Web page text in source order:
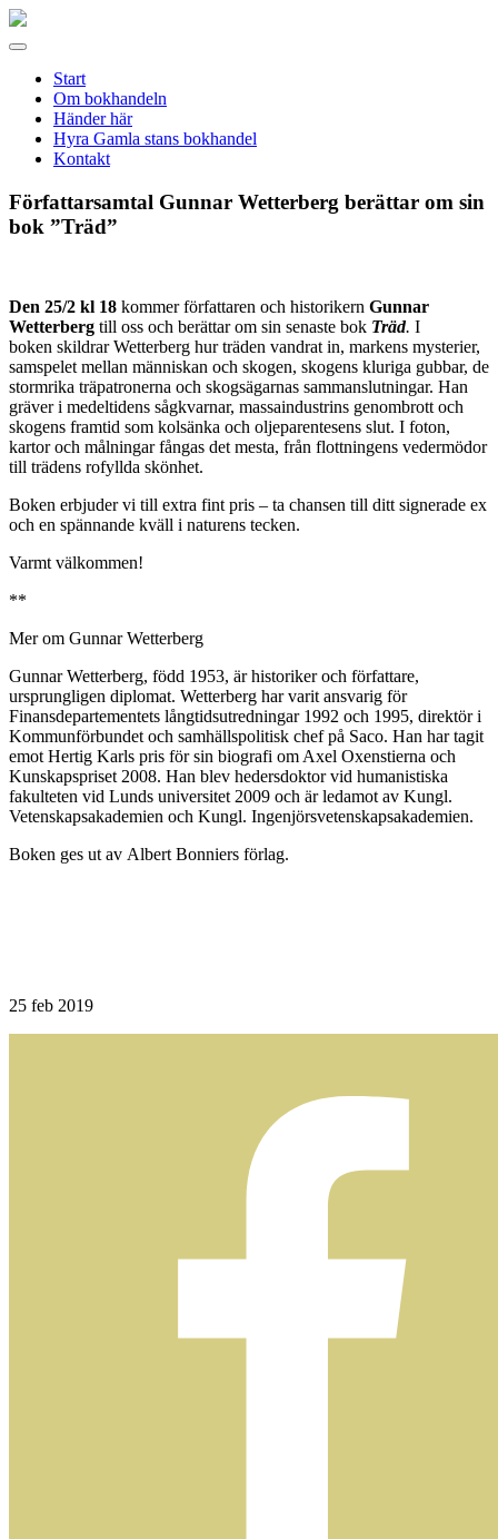
Gamla
Meny
Start
Om bokhandeln
Händer här
Hyra Gamla stans bokhandel
Kontakt
Författarsamtal Gunnar Wetterberg berättar om sin
bok ”Träd”
Den 25/2 kl 18 kommer författaren och historikern Gunnar
Wetterberg till oss och berättar om sin senaste bok Träd. I
boken skildrar Wetterberg hur träden vandrat in, markens mysterier,
samspelet mellan människan och skogen, skogens kluriga gubbar, de
stormrika träpatronerna och skogsägarnas sammanslutningar. Han
gräver i medeltidens sågkvarnar, massaindustrins genombrott och
skogens framtid som kolsänka och oljeparentesens slut. I foton,
kartor och målningar fångas det mesta, från flottningens vedermödor
till trädens rofyllda skönhet.
Boken erbjuder vi till extra fint pris – ta chansen till ditt signerade ex
och en spännande kväll i naturens tecken.
Varmt välkommen!
**
Mer om Gunnar Wetterberg
Gunnar Wetterberg, född 1953, är historiker och författare,
ursprungligen diplomat. Wetterberg har varit ansvarig för
Finansdepartementets långtidsutredningar 1992 och 1995, direktör i
Kommunförbundet och samhällspolitisk chef på Saco. Han har tagit
emot Hertig Karls pris för sin biografi om Axel Oxenstierna och
Kunskapspriset 2008. Han blev hedersdoktor vid humanistiska
fakulteten vid Lunds universitet 2009 och är ledamot av Kungl.
Vetenskapsakademien och Kungl. Ingenjörsvetenskapsakademien.
Boken ges ut av Albert Bonniers förlag.
25 feb 2019